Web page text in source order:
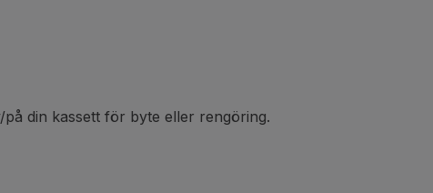
din kassett för byte eller rengöring.